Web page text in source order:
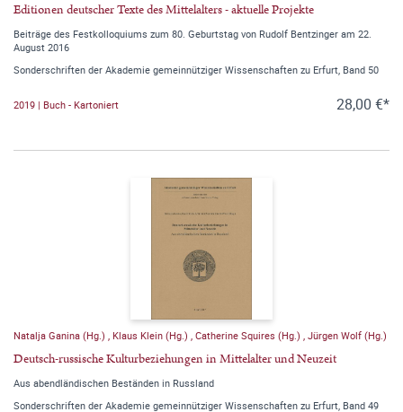
Editionen deutscher Texte des Mittelalters - aktuelle Projekte
Beiträge des Festkolloquiums zum 80. Geburtstag von Rudolf Bentzinger am 22.
August 2016
Sonderschriften der Akademie gemeinnütziger Wissenschaften zu Erfurt, Band 50
2019 | Buch - Kartoniert 28,00 €*
Natalja Ganina (Hg.) , Klaus Klein (Hg.) , Catherine Squires (Hg.) , Jürgen Wolf (Hg.)
Deutsch-russische Kulturbeziehungen in Mittelalter und Neuzeit
Aus abendländischen Beständen in Russland
Sonderschriften der Akademie gemeinnütziger Wissenschaften zu Erfurt, Band 49